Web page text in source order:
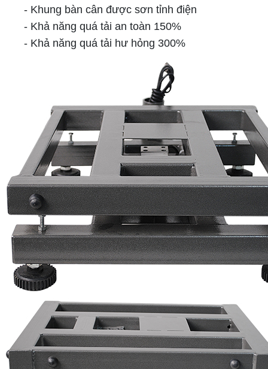
- Khung bàn cân được sơn tỉnh điện
- Khả năng quá tải an toàn 150%
- Khả năng quá tải hư hỏng 300%